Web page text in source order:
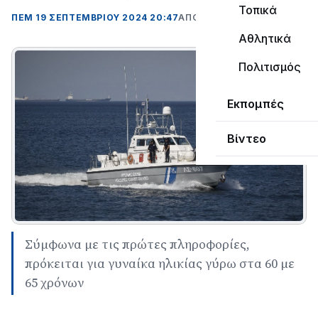
Τοπικά
Αθλητικά
Πολιτισμός
Εκπομπές
Βίντεο
ΠΕΜ 19 ΣΕΠΤΕΜΒΡΊΟΥ 2024 20:47ΑΠΌ LEPANTO RTV
Σύμφωνα με τις πρώτες πληροφορίες,
πρόκειται για γυναίκα ηλικίας γύρω στα 60 με
65 χρόνων